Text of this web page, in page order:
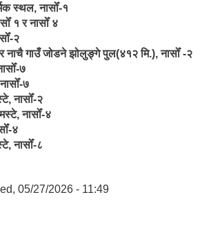
स्थल, नासोँ-१
१ र नासोँ ४
२
र नाचै गाउँ जोडने झोलुङ्गे पुल(४१२ मि.), नासोँ -२
७
७
नासोँ-२
नासोँ-४
४
नासोँ-८
05/27/2026 - 11:49